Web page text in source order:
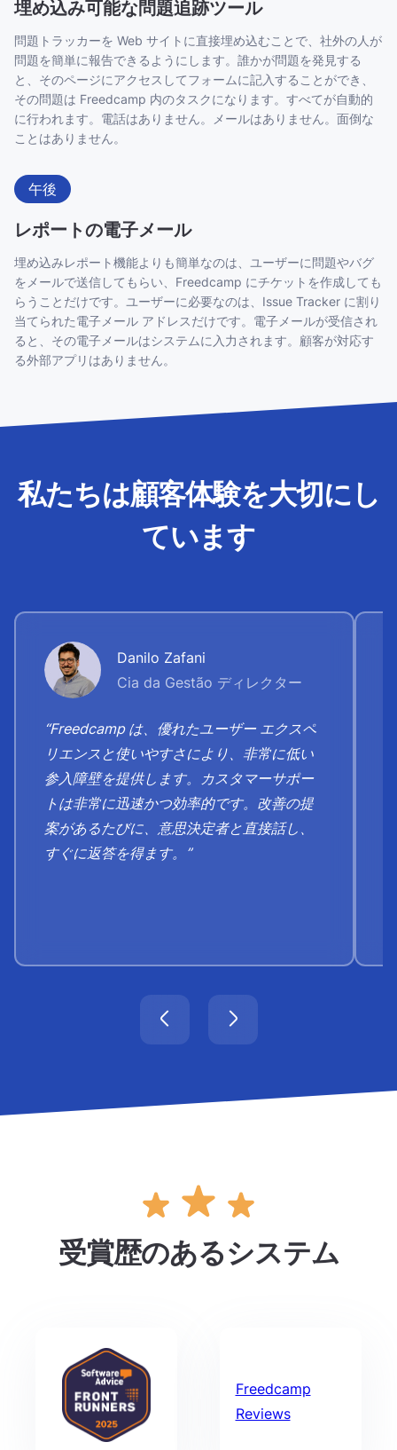
埋め込み可能な問題追跡ツール
問題トラッカーを Web サイトに直接埋め込むことで、社外の人が
問題を簡単に報告できるようにします。誰かが問題を発見する
と、そのページにアクセスしてフォームに記入することができ、
その問題は Freedcamp 内のタスクになります。すべてが自動的
に行われます。電話はありません。メールはありません。面倒な
ことはありません。
午後
レポートの電子メール
埋め込みレポート機能よりも簡単なのは、ユーザーに問題やバグ
をメールで送信してもらい、Freedcamp にチケットを作成しても
らうことだけです。ユーザーに必要なのは、Issue Tracker に割り
当てられた電子メール アドレスだけです。電子メールが受信され
ると、その電子メールはシステムに入力されます。顧客が対応す
る外部アプリはありません。
私たちは顧客体験を大切にし
ています
Danilo Zafani
Cia da Gestão ディレクター
“Freedcamp は、優れたユーザー エクスペ
リエンスと使いやすさにより、非常に低い
参入障壁を提供します。カスタマーサポー
トは非​​常に迅速かつ効率的です。改善の提
案があるたびに、意思決定者と直接話し、
すぐに返答を得ます。”
受賞歴のあるシステム
Freedcamp
Reviews